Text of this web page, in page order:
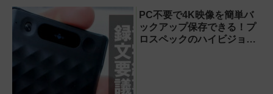
PC不要で4K映像を簡単バ
ックアップ保存できる！プ
ロスペックのハイビジョン